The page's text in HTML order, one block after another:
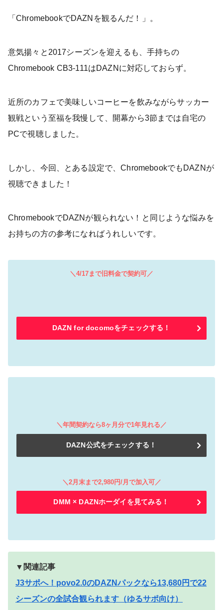
「ChromebookでDAZNを観るんだ！」。
意気揚々と2017シーズンを迎えるも、手持ちの
Chromebook CB3-111はDAZNに対応しておらず。
近所のカフェで美味しいコーヒーを飲みながらサッカー
観戦という至福を我慢して、開幕から3節までは自宅の
PCで視聴しました。
しかし、今回、とある設定で、ChromebookでもDAZNが
視聴できました！
ChromebookでDAZNが観られない！と同じような悩みを
お持ちの方の参考になればうれしいです。
＼4/17まで旧料金で契約可／
DAZN for docomoをチェックする！
＼年間契約なら8ヶ月分で1年見れる／
DAZN公式をチェックする！
＼2月末まで2,980円/月で加入可／
DMM × DAZNホーダイを見てみる！
▼関連記事
J3サポへ！povo2.0のDAZNパックなら13,680円で22
シーズンの全試合観られます（ゆるサポ向け）